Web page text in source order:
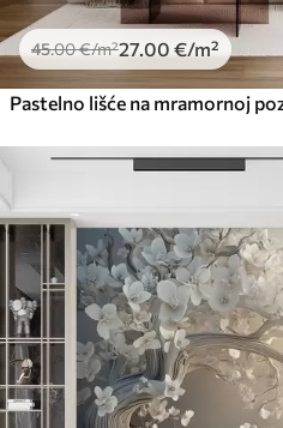
45.00€/m²27 .00 €/m²
Pastelno lišće na mramornoj